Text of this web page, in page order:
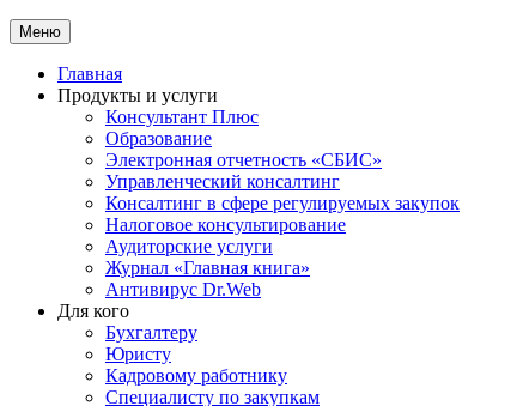
Меню
Главная
Продукты и услуги
Консультант Плюс
Образование
Электронная отчетность «СБИС»
Управленческий консалтинг
Консалтинг в сфере регулируемых закупок
Налоговое консультирование
Аудиторские услуги
Журнал «Главная книга»
Антивирус Dr.Web
Для кого
Бухгалтеру
Юристу
Кадровому работнику
Специалисту по закупкам